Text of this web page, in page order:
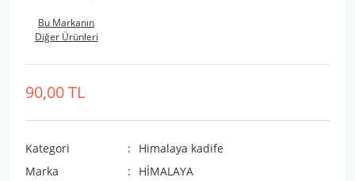
Bu Markanın
Diğer Ürünleri
90,00 TL
Kategori
Himalaya kadife
Marka
HİMALAYA